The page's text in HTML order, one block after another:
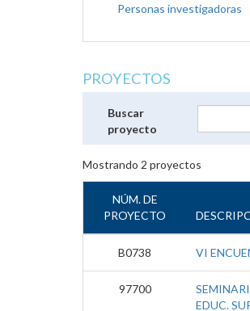
Personas investigadoras
PROYECTOS
Buscar
proyecto
Mostrando 2 proyectos
NÚM. DE
PROYECTO
B0738 VI
97700
EDUC.